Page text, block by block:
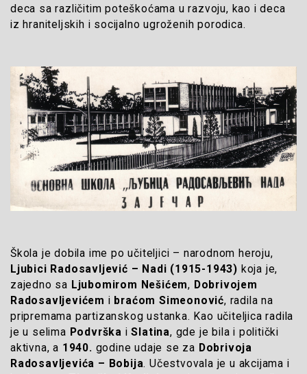
deca sa različitim poteškoćama u razvoju, kao i deca
iz hraniteljskih i socijalno ugroženih porodica.
Škola je dobila ime po učiteljici – narodnom heroju,
Ljubici Radosavljević – Nadi (1915-1943) koja je,
zajedno sa Ljubomirom Nešićem, Dobrivojem
Radosavljevićem i braćom Simeonović, radila na
pripremama partizanskog ustanka. Kao učiteljica radila
je u selima Podvrška iSlatina, gde je bila i politički
aktivna, a 1940. godine udaje se za Dobrivoja
Radosavljevića – Bobija. Učestvovala je u akcijama i